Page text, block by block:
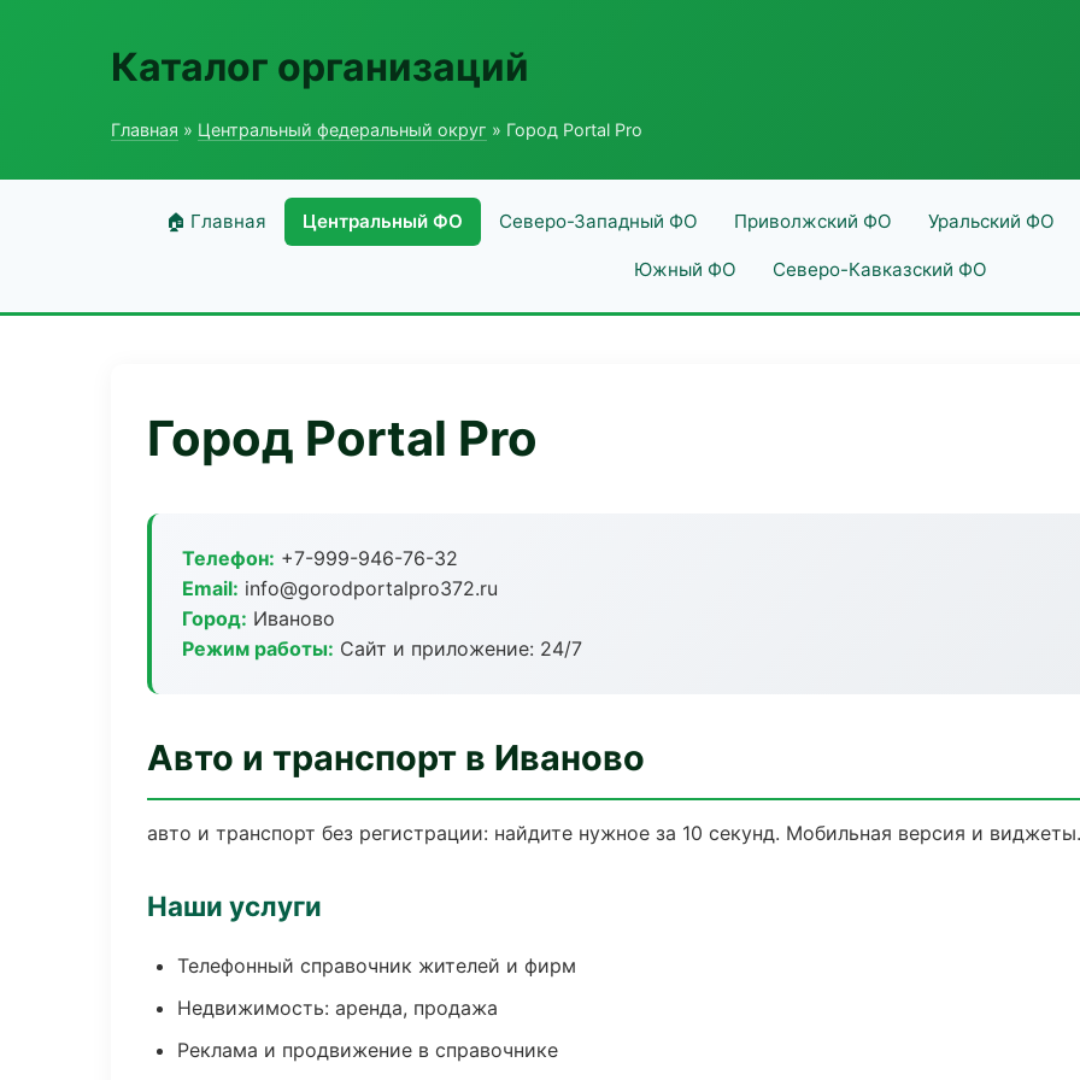
Каталог организаций
Главная » Центральный федеральный округ » Город Portal Pro
🏠 Главная Центральный ФО Северо-Западный ФО Приволжский ФО Уральский ФО
Южный ФО Северо-Кавказский ФО
Город Portal Pro
Телефон: +7-999-946-76-32
Email: info@gorodportalpro372.ru
Город: Иваново
Режим работы: Сайт и приложение: 24/7
Авто и транспорт в Иваново
авто и транспорт без регистрации: найдите нужное за 10 секунд. Мобильная версия и виджеты.
Наши услуги
Телефонный справочник жителей и фирм
Недвижимость: аренда, продажа
Реклама и продвижение в справочнике